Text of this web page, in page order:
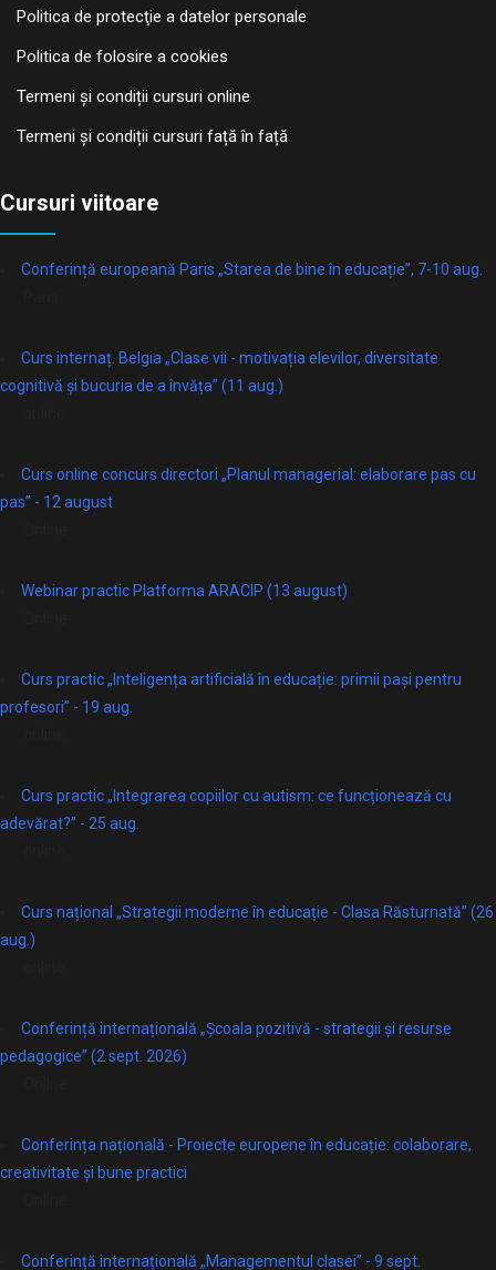
Politica de protecţie a datelor personale
Politica de folosire a cookies
Termeni și condiții cursuri online
Termeni și condiții cursuri față în față
Cursuri viitoare
Conferință europeană Paris „Starea de bine în educație”, 7-10 aug.
Curs internaț. Belgia „Clase vii - motivația elevilor, diversitate
cognitivă și bucuria de a învăța” (11 aug.)
Curs online concurs directori „Planul managerial: elaborare pas cu
pas” - 12 august
Webinar practic Platforma ARACIP (13 august)
Curs practic „Inteligența artificială în educație: primii pași pentru
profesori” - 19 aug.
Curs practic „Integrarea copiilor cu autism: ce funcționează cu
adevărat?” - 25 aug.
Curs național „Strategii moderne în educație - Clasa Răsturnată” (26
aug.)
Conferință internațională „Școala pozitivă - strategii și resurse
pedagogice” (2 sept. 2026)
Conferința națională - Proiecte europene în educație: colaborare,
creativitate și bune practici
Conferință internațională „Managementul clasei” - 9 sept.